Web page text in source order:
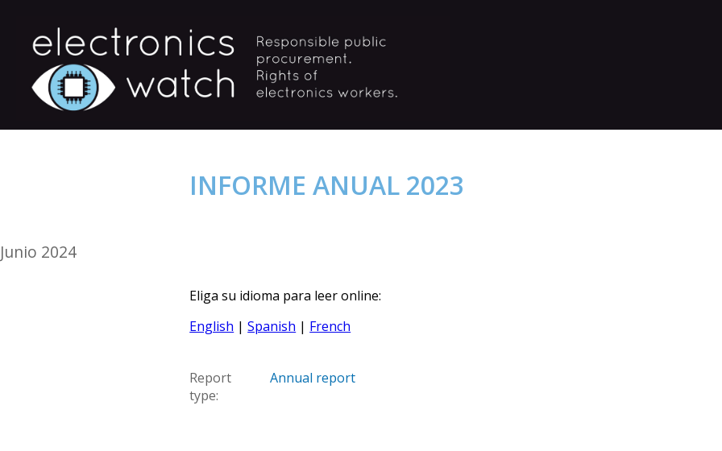
INFORME ANUAL 2023
Junio 2024
Eliga su idioma para leer online:
English |Spanish | French
Report
type:
Annual report